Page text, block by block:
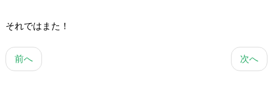
それではまた！
前へ 次へ